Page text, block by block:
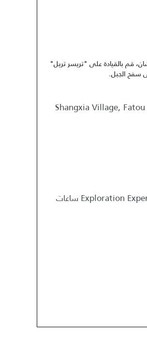
قم بالقيادة على "تريسر تريل"
سفح الجبل.
Shangxia Village,
ساعة واحدة Trail Experience, ساعتان Exploration Experience, 3 ساعات